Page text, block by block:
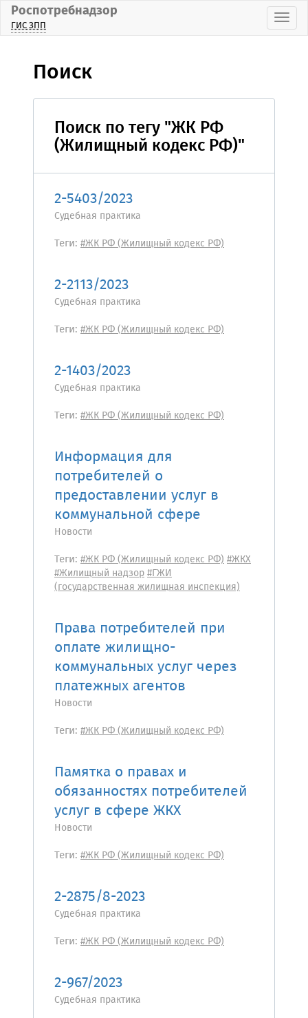
Роспотребнадзор
ГИС ЗПП
Поиск
Поиск по тегу "ЖК РФ
(Жилищный кодекс РФ)"
2-5403/2023
Судебная практика
Теги: #ЖК РФ (Жилищный кодекс РФ)
2-2113/2023
Судебная практика
Теги: #ЖК РФ (Жилищный кодекс РФ)
2-1403/2023
Судебная практика
Теги: #ЖК РФ (Жилищный кодекс РФ)
Информация для
потребителей о
предоставлении услуг в
коммунальной сфере
Новости
Теги: #ЖК РФ (Жилищный кодекс РФ)#ЖКХ
#Жилищный надзор#ГЖИ
(государственная жилищная инспекция)
Права потребителей при
оплате жилищно-
коммунальных услуг через
платежных агентов
Новости
Теги: #ЖК РФ (Жилищный кодекс РФ)
Памятка о правах и
обязанностях потребителей
услуг в сфере ЖКХ
Новости
Теги: #ЖК РФ (Жилищный кодекс РФ)
2-2875/8-2023
Судебная практика
Теги: #ЖК РФ (Жилищный кодекс РФ)
2-967/2023
Судебная практика